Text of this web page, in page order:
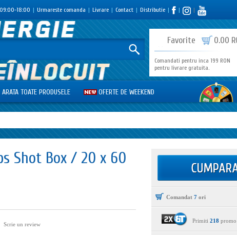
09:00-18:00 | Urmareste comanda | Livrare | Contact | Distributie | | |
Favorite 0.00
Comandati pentru inca 199 RON
pentru livrare gratuita.
ARATA TOATE PRODUSELE OFERTE DE WEEKEND
Shot Box / 20 x 60
Scrie un review
Comandat 7 ori
Primiti 218